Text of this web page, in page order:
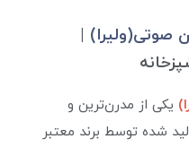
صوتی(ولیرا) |
یکی از مدرن‌ترین و
شده توسط برند معتبر